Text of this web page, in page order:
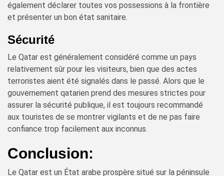
également déclarer toutes vos possessions à la frontière
et présenter un bon état sanitaire.
Sécurité
Le Qatar est généralement considéré comme un pays
relativement sûr pour les visiteurs, bien que des actes
terroristes aient été signalés dans le passé. Alors que le
gouvernement qatarien prend des mesures strictes pour
assurer la sécurité publique, il est toujours recommandé
aux touristes de se montrer vigilants et de ne pas faire
confiance trop facilement aux inconnus.
Conclusion:
Le Qatar est un État arabe prospère situé sur la péninsule